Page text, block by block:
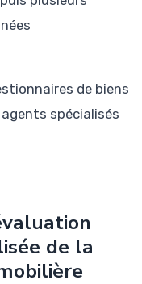
de biens
spécialisés
de la